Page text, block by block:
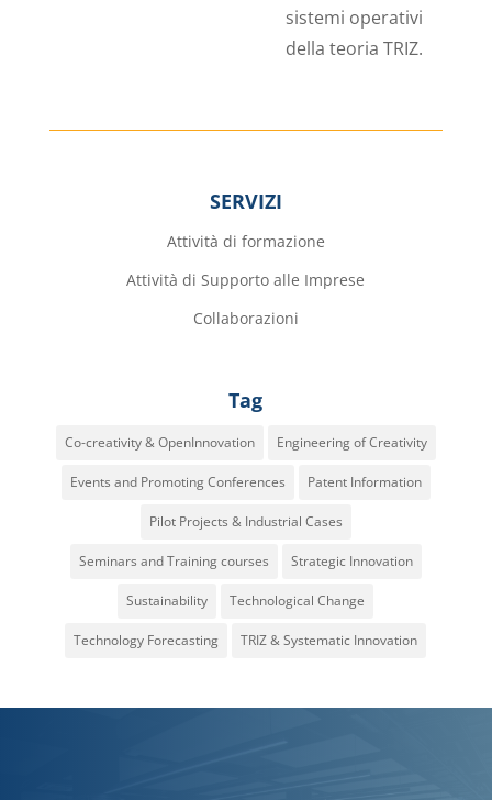
sistemi operativi
della teoria TRIZ.
SERVIZI
Attività di formazione
Attività di Supporto alle Imprese
Collaborazioni
Tag
Co-creativity & OpenInnovation Engineering of Creativity
Events and Promoting Conferences Patent Information
Pilot Projects & Industrial Cases
Seminars and Training courses Strategic Innovation
Sustainability Technological Change
Technology Forecasting TRIZ & Systematic Innovation